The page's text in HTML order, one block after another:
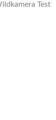
Test